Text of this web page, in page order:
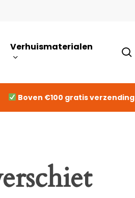
Verhuismaterialen
Boven €100 gratis verzending